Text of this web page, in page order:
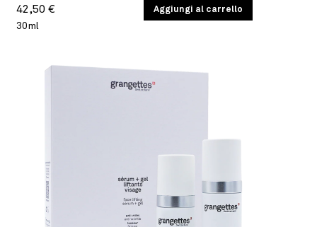
Prezzo
di
42,50 €
PREZZO
UNITARIO
/
30ml
Aggiungi al carrello